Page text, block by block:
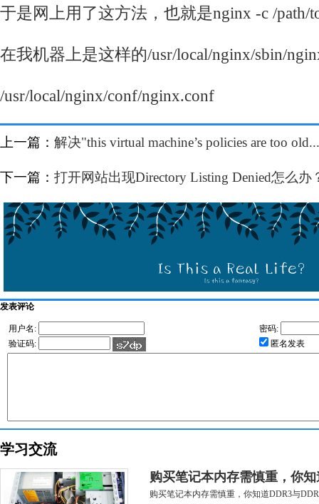
于是网上用了这方法，也就是nginx -c /path/
在我机器上是这样的/usr/local/nginx/sbin/
/usr/local/nginx/conf/nginx.conf
上一篇： 解决"this virtual machine’s policies are too
下一篇： 打开网站出现Directory Listing Denied怎么办
发表评论
用户名:
密码:
验证码:
匿名发表
学习交流
购买笔记本内存需慎重，你
购买笔记本内存需慎重，你知道DDR3与